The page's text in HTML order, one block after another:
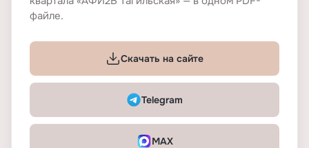
файле.
Скачать на сайте
Telegram
MAX